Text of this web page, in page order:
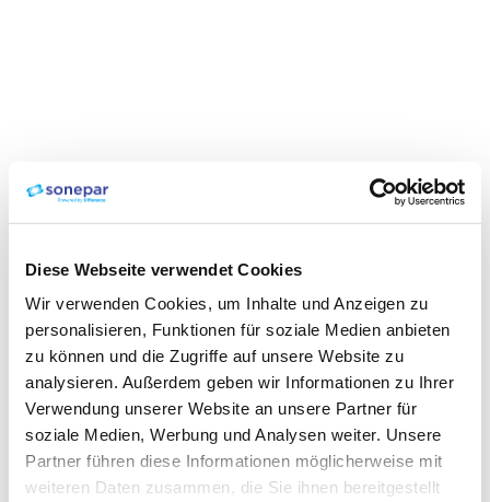
Diese Webseite verwendet Cookies
Wir verwenden Cookies, um Inhalte und Anzeigen zu
personalisieren, Funktionen für soziale Medien anbieten
zu können und die Zugriffe auf unsere Website zu
analysieren. Außerdem geben wir Informationen zu Ihrer
Verwendung unserer Website an unsere Partner für
soziale Medien, Werbung und Analysen weiter. Unsere
Partner führen diese Informationen möglicherweise mit
weiteren Daten zusammen, die Sie ihnen bereitgestellt